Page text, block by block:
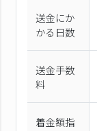
送金にか
かる日数
送金手数
料
着金額指